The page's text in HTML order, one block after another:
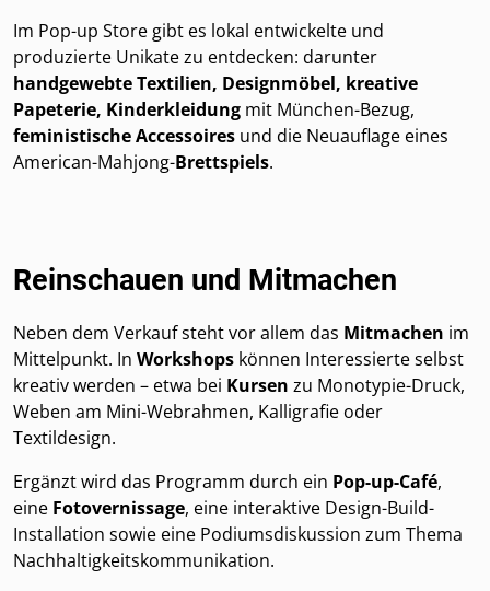
Im Pop-up Store gibt es lokal entwickelte und
produzierte Unikate zu entdecken: darunter
handgewebte Textilien, Designmöbel, kreative
Papeterie, Kinderkleidung mit München-Bezug,
feministische Accessoires und die Neuauflage eines
American-Mahjong-Brettspiels.
Reinschauen und Mitmachen
Neben dem Verkauf steht vor allem das Mitmachen im
Mittelpunkt. In Workshops können Interessierte selbst
kreativ werden – etwa bei Kursen zu Monotypie-Druck,
Weben am Mini-Webrahmen, Kalligrafie oder
Textildesign.
Ergänzt wird das Programm durch ein Pop-up-Café,
eine Fotovernissage, eine interaktive Design-Build-
Installation sowie eine Podiumsdiskussion zum Thema
Nachhaltigkeitskommunikation.